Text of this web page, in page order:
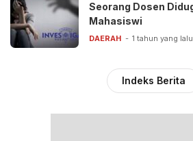
Seorang Dosen Diduga Sexting ke
Mahasiswi
DAERAH 1 tahun yang lalu
Indeks Berita